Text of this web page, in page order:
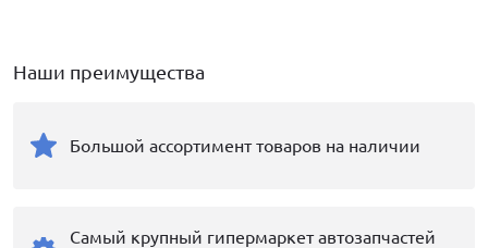
Наши преимущества
Большой ассортимент товаров на наличии
Самый крупный гипермаркет автозапчастей